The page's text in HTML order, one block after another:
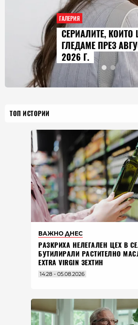
ГАЛЕРИЯ
AUDI Q9 СТАВА
ГОЛЕМИЯТ МОДЕЛ В
ИСТОРИЯТА НА
ТОП ИСТОРИИ
ВАЖНО ДНЕС
РАЗКРИХА НЕЛЕГАЛЕН ЦЕХ В
БУТИЛИРАЛИ РАСТИТЕЛНО
EXTRA VIRGIN ЗЕХТИН
14:28 - 05.08.2026